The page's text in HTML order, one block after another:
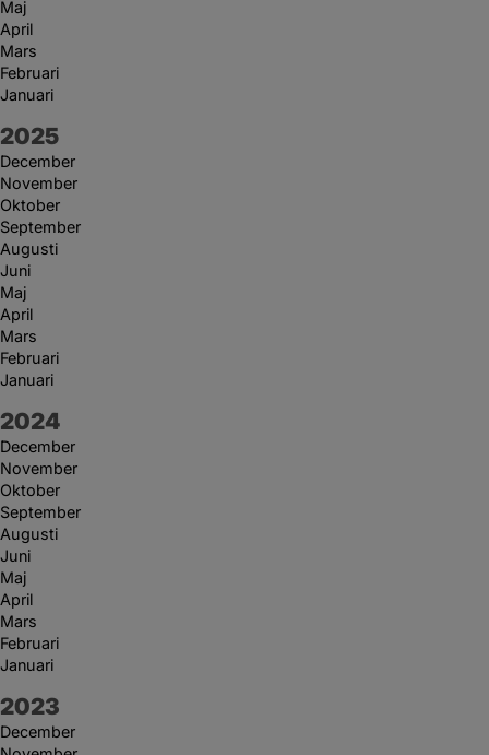
Maj
April
Mars
Februari
Januari
År:
2025
December
November
Oktober
September
Augusti
Juni
Maj
April
Mars
Februari
Januari
År:
2024
December
November
Oktober
September
Augusti
Juni
Maj
April
Mars
Februari
Januari
År:
2023
December